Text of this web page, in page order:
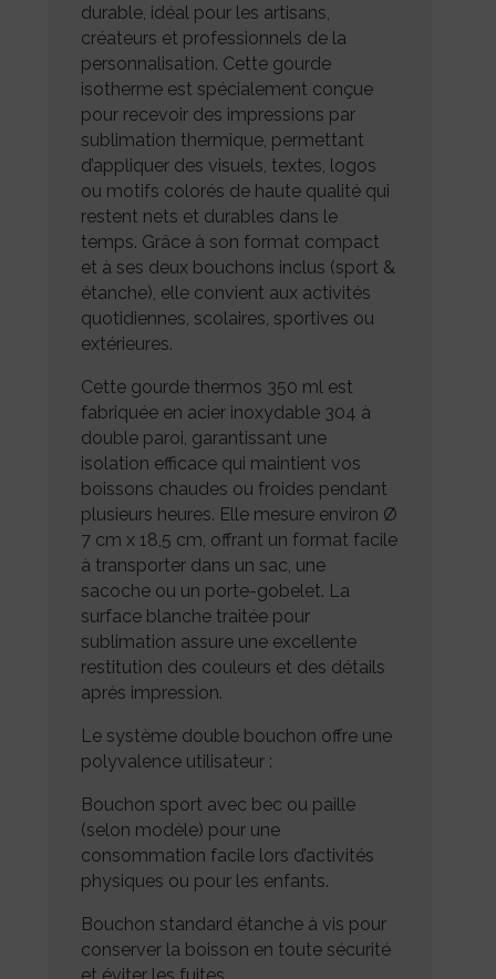
durable, idéal pour les artisans,
créateurs et professionnels de la
personnalisation. Cette gourde
isotherme est spécialement conçue
pour recevoir des impressions par
sublimation thermique, permettant
d’appliquer des visuels, textes, logos
ou motifs colorés de haute qualité qui
restent nets et durables dans le
temps. Grâce à son format compact
et à ses deux bouchons inclus (sport &
étanche), elle convient aux activités
quotidiennes, scolaires, sportives ou
extérieures.
Cette gourde thermos 350 ml est
fabriquée en acier inoxydable 304 à
double paroi, garantissant une
isolation efficace qui maintient vos
boissons chaudes ou froides pendant
plusieurs heures. Elle mesure environ Ø
7 cm x 18,5 cm, offrant un format facile
à transporter dans un sac, une
sacoche ou un porte-gobelet. La
surface blanche traitée pour
sublimation assure une excellente
restitution des couleurs et des détails
après impression.
Le système double bouchon offre une
polyvalence utilisateur :
Bouchon sport avec bec ou paille
(selon modèle) pour une
consommation facile lors d’activités
physiques ou pour les enfants.
Bouchon standard étanche à vis pour
conserver la boisson en toute sécurité
et éviter les fuites.